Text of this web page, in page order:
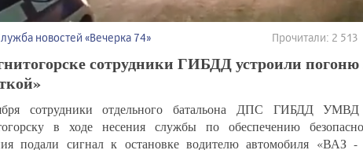
новостей «Вечерка 74» Прочитали: 2
сотрудники ГИБДД устроили погоню
сотрудники отдельного батальона ДПС ГИБДД
в ходе несения службы по обеспечению
подали сигнал к остановке водителю автомобиля «ВАЗ -